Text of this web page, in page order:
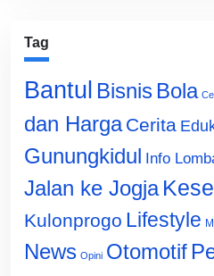
Tag
Bantul Bisnis Bola
dan Harga Cerita
Gunungkidul Info
Jalan ke Jogja
Kulonprogo Lifestyle
News Opini Otomotif